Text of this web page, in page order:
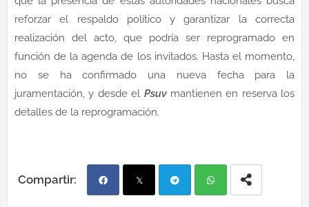
reforzar el respaldo político y garantizar la correcta
realización del acto, que podría ser reprogramado en
función de la agenda de los invitados. Hasta el momento,
no se ha confirmado una nueva fecha para la
juramentación, y desde el Psuvmantienen en reserva los
detalles de la reprogramación.